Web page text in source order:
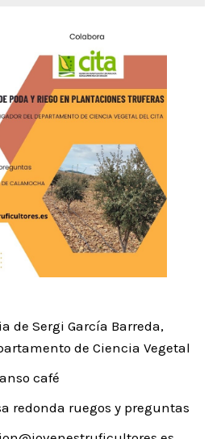
de Sergi García Barreda,
de Ciencia Vegetal
café
redonda ruegos y preguntas